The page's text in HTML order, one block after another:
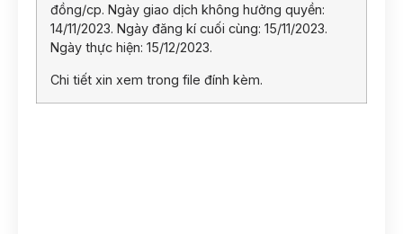
đồng/cp. Ngày giao dịch không hưởng quyền:
14/11/2023. Ngày đăng kí cuối cùng: 15/11/2023.
Ngày thực hiện: 15/12/2023.
Chi tiết xin xem trong file đính kèm.